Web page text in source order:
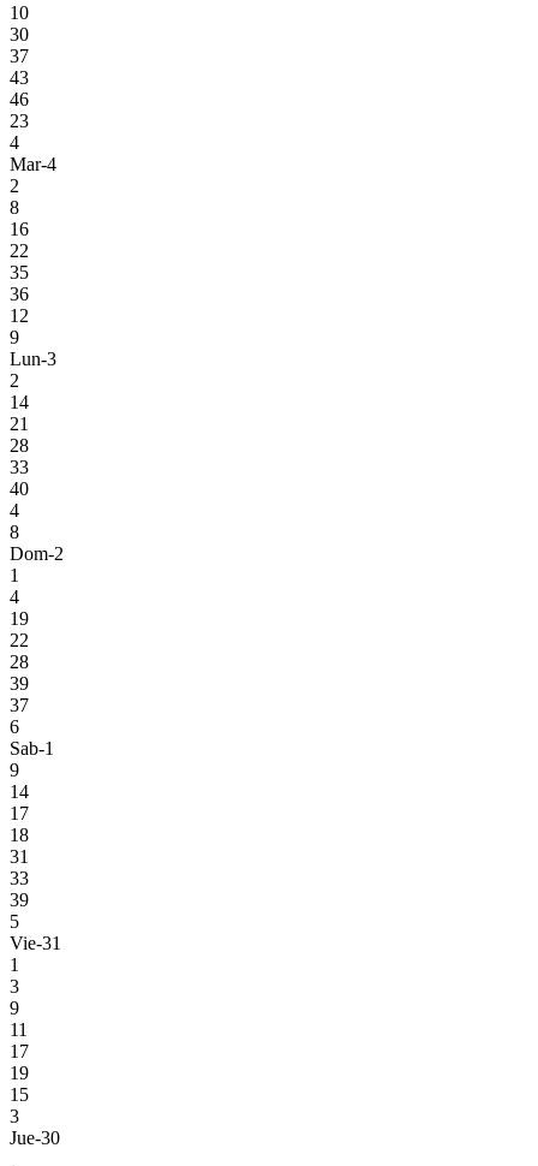
10
30
37
43
46
23
4
Mar-4
2
8
16
22
35
36
12
9
Lun-3
2
14
21
28
33
40
4
8
Dom-2
1
4
19
22
28
39
37
6
Sab-1
9
14
17
18
31
33
39
5
Vie-31
1
3
9
11
17
19
15
3
Jue-30